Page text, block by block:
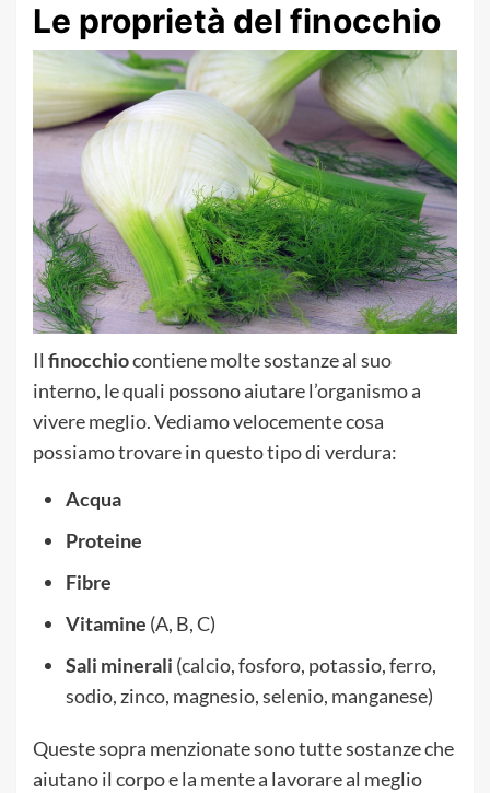
Le proprietà del finocchio
Il finocchiocontiene molte sostanze al suo
interno, le quali possono aiutare l’organismo a
vivere meglio. Vediamo velocemente cosa
possiamo trovare in questo tipo di verdura:
Acqua
Proteine
Fibre
Vitamine (A, B, C)
Sali minerali (calcio, fosforo, potassio, ferro,
sodio, zinco, magnesio, selenio, manganese)
Queste sopra menzionate sono tutte sostanze che
aiutano il corpo e la mente a lavorare al meglio